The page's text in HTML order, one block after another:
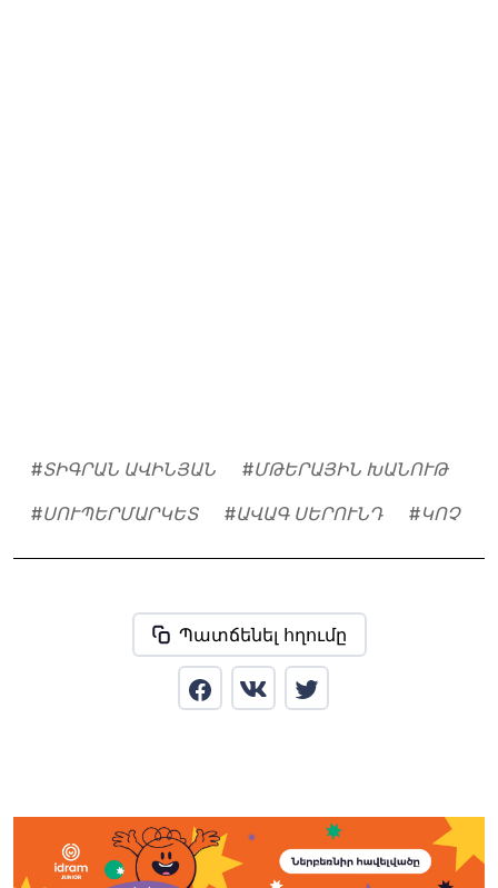
#ՏԻԳՐԱՆ ԱՎԻՆՅԱՆ #ՄԹԵՐԱՅԻՆ ԽԱՆՈՒԹ
#ՍՈՒՊԵՐՄԱՐԿԵՏ #ԱՎԱԳ ՍԵՐՈՒՆԴ #ԿՈՉ
Պատճենել հղումը